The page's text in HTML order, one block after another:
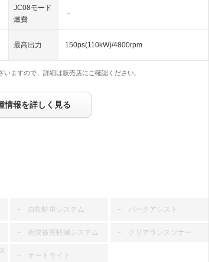
JC08モード
燃費
－
最高出力 150ps(110kW)/4800rpm
ますので、詳細は販売店にご確認ください。
情報を詳しく見る
－ 自動駐車システム － パークアシスト
－ 衝突被害軽減システム － クリアランスソナー
－ オートライト